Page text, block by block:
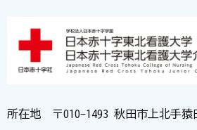
所在地 〒010-1493 秋田市上北手猿